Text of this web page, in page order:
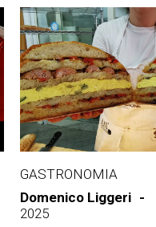
GASTRONOMIA
Domenico Liggeri
2025